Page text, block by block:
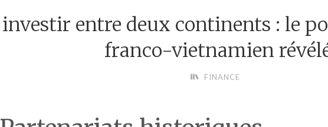
investir entre deux continents : le
franco-vietnamien
FINANCE